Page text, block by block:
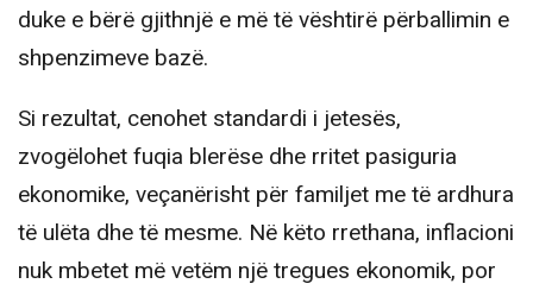
duke e bërë gjithnjë e më të vështirë përballimin e
shpenzimeve bazë.
Si rezultat, cenohet standardi i jetesës,
zvogëlohet fuqia blerëse dhe rritet pasiguria
ekonomike, veçanërisht për familjet me të ardhura
të ulëta dhe të mesme. Në këto rrethana, inflacioni
nuk mbetet më vetëm një tregues ekonomik, por